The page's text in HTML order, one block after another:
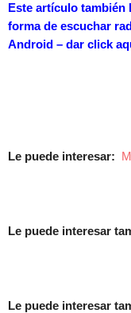
Este artículo también
forma de escuchar
Android – dar click
Le puede interesar:
Le puede interesar
Le puede interesar